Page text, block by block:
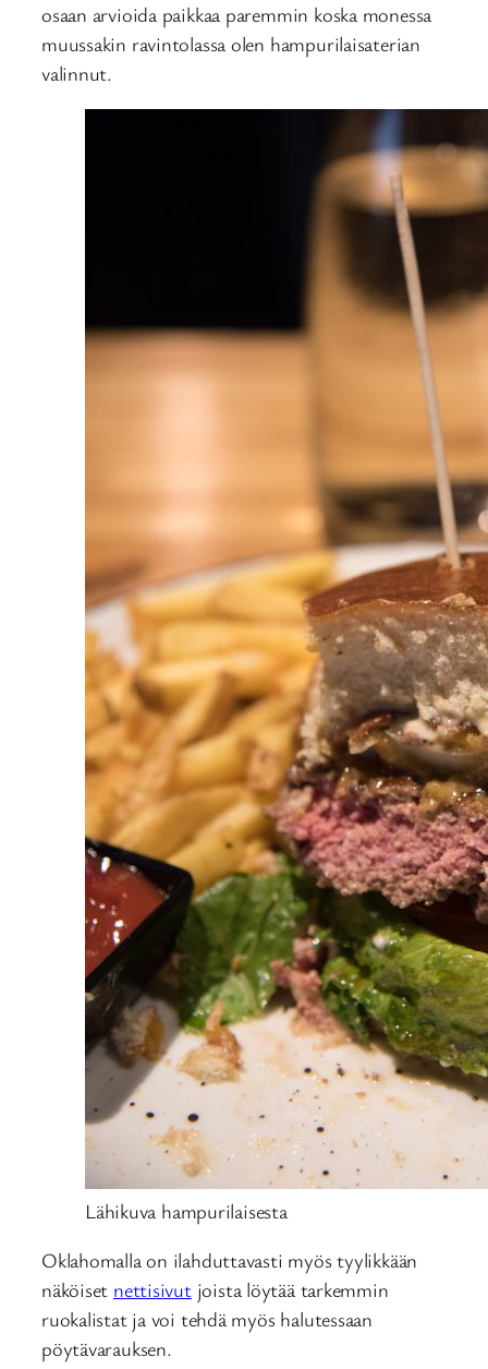
osaan arvioida paikkaa paremmin koska monessa
muussakin ravintolassa olen hampurilaisaterian
valinnut.
Lähikuva hampurilaisesta
Oklahomalla on ilahduttavasti myös tyylikkään
näköiset nettisivutjoista löytää tarkemmin
ruokalistat ja voi tehdä myös halutessaan
pöytävarauksen.